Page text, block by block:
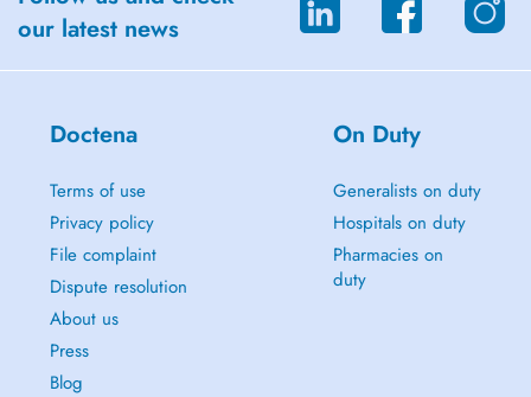
our latest news
Doctena
Terms of use
Privacy policy
File complaint
Dispute resolution
About us
Press
Blog
On Duty
Generalists on duty
Hospitals on duty
Pharmacies on
duty